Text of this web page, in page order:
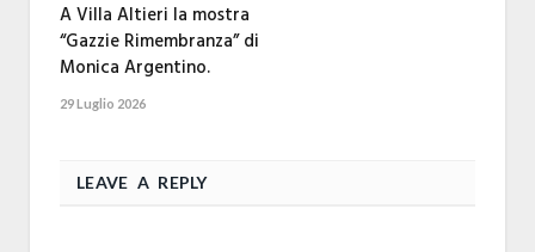
A Villa Altieri la mostra
“Gazzie Rimembranza” di
Monica Argentino.
29 Luglio 2026
LEAVE A REPLY